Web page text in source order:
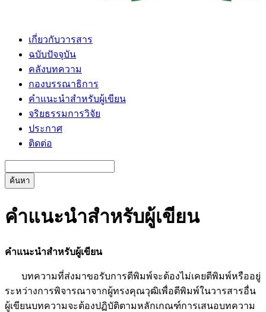
เกี่ยวกับวารสาร
ฉบับปัจจุบัน
คลังบทความ
กองบรรณาธิการ
คำแนะนำสำหรับผู้เขียน
จริยธรรมการวิจัย
ประกาศ
ติดต่อ
ค้นหา
คำแนะนำสำหรับผู้เขียน
คำแนะนำสำหรับผู้เขียน
บทความที่ส่งมาขอรับการตีพิมพ์จะต้องไม่เคยตีพิมพ์หรืออยู่
ระหว่างการพิจารณาจากผู้ทรงคุณวุฒิเพื่อตีพิมพ์ในวารสารอื่น
ผู้เขียนบทความจะต้องปฏิบัติตามหลักเกณฑ์การเสนอบทความ